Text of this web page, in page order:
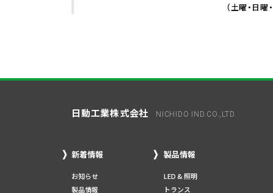
（土曜・日曜
日動工業株式会社 NICHIDO IND.CO.,LTD.
新着情報
お知らせ
製品情報
製品情報
LED & 照明
トランス